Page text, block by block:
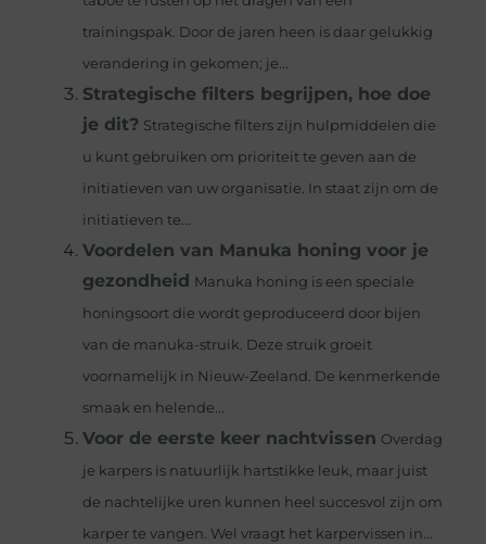
trainingspak. Door de jaren heen is daar gelukkig
verandering in gekomen; je...
Strategische filters begrijpen, hoe doe
je dit? Strategische filters zijn hulpmiddelen die
u kunt gebruiken om prioriteit te geven aan de
initiatieven van uw organisatie. In staat zijn om de
initiatieven te...
Voordelen van Manuka honing voor je
gezondheid Manuka honing is een speciale
honingsoort die wordt geproduceerd door bijen
van de manuka-struik. Deze struik groeit
voornamelijk in Nieuw-Zeeland. De kenmerkende
smaak en helende...
Voor de eerste keer nachtvissen Overdag
je karpers is natuurlijk hartstikke leuk, maar juist
de nachtelijke uren kunnen heel succesvol zijn om
karper te vangen. Wel vraagt het karpervissen in...